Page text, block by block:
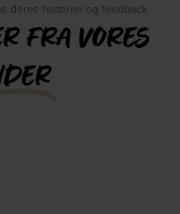
deres historier og feedback
FRA VORES